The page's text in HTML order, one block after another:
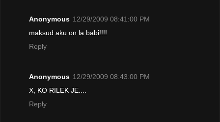
Anonymous 12/29/2009 08:41:00 PM
maksud aku on la babi!!!!
Reply
Anonymous 12/29/2009 08:43:00 PM
X, KO RILEK JE....
Reply